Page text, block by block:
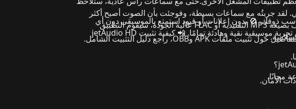
لقد جربتُه مع سماعات بسيطة، وفوجئت بأن الصوت أصبح أكثر
بصيغةMP3 التقليدية أوFLACعالية الجودة، سيقوم التطبيق
ذوقك.🚫 بدون إعلانات أو قيود استمتع بالموسيقى دون أي
موسيقية نقية وهادئة تمامًا.
📲 كيفية تثبيت jetAudio HD
الأمان.
حول تثبيت ملفاتAPK وOBB ، راجعدليل التثبيت الشامل.
مجانًا.